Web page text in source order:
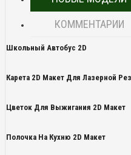
КОММЕНТАРИИ
Школьный Автобус 2D
Карета 2D Макет Для Лазерной
Цветок Для Выжигания 2D Макет
Полочка На Кухню 2D Макет